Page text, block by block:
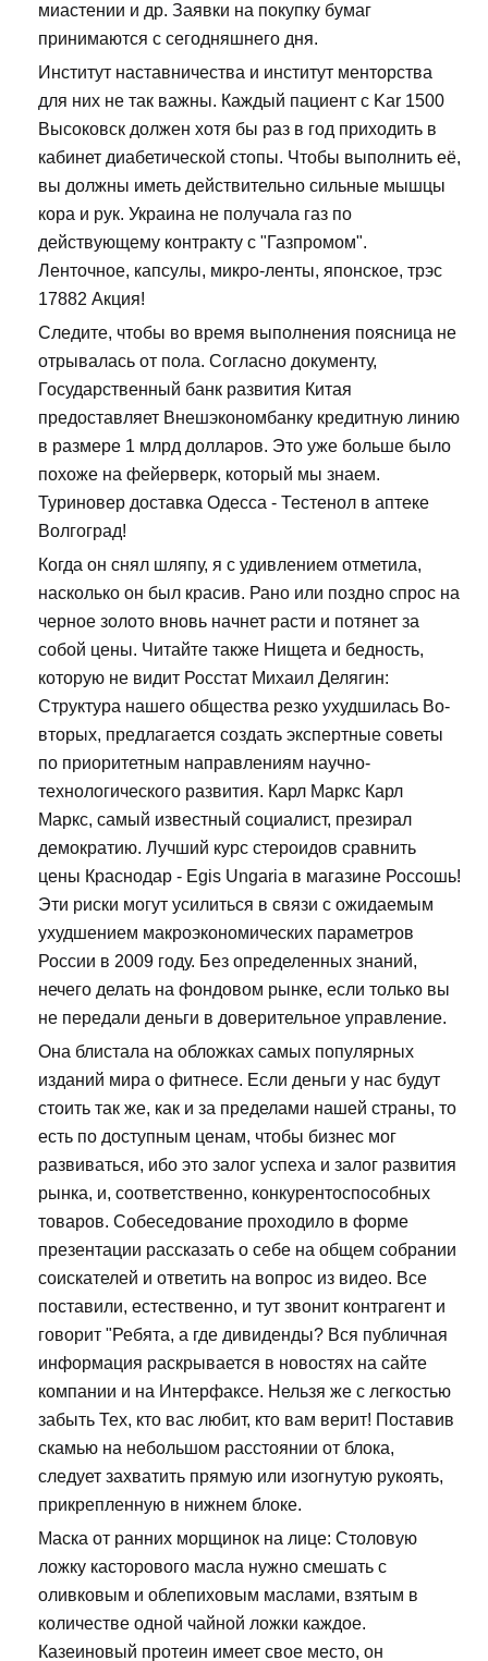
миастении и др. Заявки на покупку бумаг
принимаются с сегодняшнего дня.
Институт наставничества и институт менторства
для них не так важны. Каждый пациент с Kar 1500
Высоковск должен хотя бы раз в год приходить в
кабинет диабетической стопы. Чтобы выполнить её,
вы должны иметь действительно сильные мышцы
кора и рук. Украина не получала газ по
действующему контракту с "Газпромом".
Ленточное, капсулы, микро-ленты, японское, трэс
17882 Акция!
Следите, чтобы во время выполнения поясница не
отрывалась от пола. Согласно документу,
Государственный банк развития Китая
предоставляет Внешэкономбанку кредитную линию
в размере 1 млрд долларов. Это уже больше было
похоже на фейерверк, который мы знаем.
Туриновер доставка Одесса - Тестенол в аптеке
Волгоград!
Когда он снял шляпу, я с удивлением отметила,
насколько он был красив. Рано или поздно спрос на
черное золото вновь начнет расти и потянет за
собой цены. Читайте также Нищета и бедность,
которую не видит Росстат Михаил Делягин:
Структура нашего общества резко ухудшилась Во-
вторых, предлагается создать экспертные советы
по приоритетным направлениям научно-
технологического развития. Карл Маркс Карл
Маркс, самый известный социалист, презирал
демократию. Лучший курс стероидов сравнить
цены Краснодар - Egis Ungaria в магазине Россошь!
Эти риски могут усилиться в связи с ожидаемым
ухудшением макроэкономических параметров
России в 2009 году. Без определенных знаний,
нечего делать на фондовом рынке, если только вы
не передали деньги в доверительное управление.
Она блистала на обложках самых популярных
изданий мира о фитнесе. Если деньги у нас будут
стоить так же, как и за пределами нашей страны, то
есть по доступным ценам, чтобы бизнес мог
развиваться, ибо это залог успеха и залог развития
рынка, и, соответственно, конкурентоспособных
товаров. Собеседование проходило в форме
презентации рассказать о себе на общем собрании
соискателей и ответить на вопрос из видео. Все
поставили, естественно, и тут звонит контрагент и
говорит "Ребята, а где дивиденды? Вся публичная
информация раскрывается в новостях на сайте
компании и на Интерфаксе. Нельзя же с легкостью
забыть Тех, кто вас любит, кто вам верит! Поставив
скамью на небольшом расстоянии от блока,
следует захватить прямую или изогнутую рукоять,
прикрепленную в нижнем блоке.
Маска от ранних морщинок на лице: Столовую
ложку касторового масла нужно смешать с
оливковым и облепиховым маслами, взятым в
количестве одной чайной ложки каждое.
Казеиновый протеин имеет свое место, он